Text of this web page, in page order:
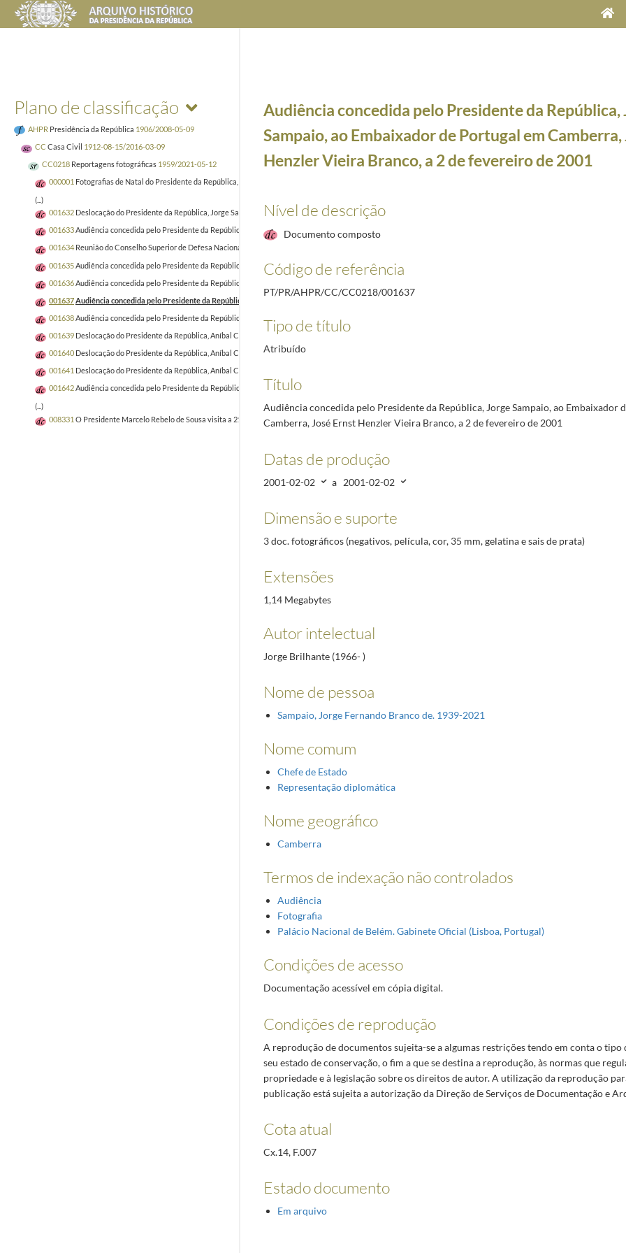
Plano de classificação
AHPR Presidência da República 1906/2008-05-09
CC Casa Civil 1912-08-15/2016-03-09
CC0218 Reportagens fotográficas 1959/2021-05-12
000001 Fotografias de Natal do Presidente da República, Aníbal Cavaco Silva e Maria Cavaco Silva, a 5 de dezembro de 2012
(...)
001632 Deslocação do Presidente da República, Jorge Sampaio, à Fundação Calouste Gulbenkian, onde preside à Sessão de Abertura da Conferência "Políticas de
001633Audiência concedida pelo Presidente da República, Jorge Sampaio, ao Diretor Geral da OMPI (Organização Mundial da Propriedade Intelectual), Kamil Idris, a 1 de
001634 Reunião do Conselho Superior de Defesa Nacional, a 1 de fevereiro de 2001
001635Audiência concedida pelo Presidente da República, Jorge Sampaio, ao Embaixador de Portugal na Tunísia, Manuel Moreira de Andrade, a 2 de fevereiro de 2001
001636Audiência concedida pelo Presidente da República, Aníbal Cavaco Silva, ao Primeiro-Ministro de São Tomé e Príncipe, Joaquim Rafael Branco, a 15 de setembro de
001637Audiência concedida pelo Presidente da República, Jorge Sampaio, ao Embaixador de Portugal em Camberra, José Ernst Henzler Vieira Branco, a 2 de fevereiro de
001638Audiência concedida pelo Presidente da República, Jorge Sampaio, ao Presidente do Serviço de Prevenção e Tratamento da Toxicodependência, João Goulão, e ao
001639 Deslocação do Presidente da República, Aníbal Cavaco Silva, a Trás-os-Montes e ao Parque Natural do Douro Internacional, de 12 a 14 de setembro de 2008
001640 Deslocação do Presidente da República, Aníbal Cavaco Silva, à Escola Secundária D. Dinis, por ocasião da inauguração da intervenção de reabilitação das suas
001641 Deslocação do Presidente da República, Aníbal Cavaco Silva, ao Supremo Tribunal de Justiça por ocasião da Sessão Comemorativa dos seus 175 anos, a 16 de
001642Audiência concedida pelo Presidente da República, Aníbal Cavaco Silva, ao Presidente da Direção dos Empresários pela Inclusão Social, João Rendeiro, a 17 de
(...)
008331 O Presidente Marcelo Rebelo de Sousa visita a 21.ª edição da Vindouro | Wine and History, Festa Pombalina, sendo homenageado como Cidadão Honorário de São
Audiência concedida pelo Presidente da República,
Sampaio, ao Embaixador de Portugal em Camberra,
Henzler Vieira Branco, a 2 de fevereiro de 2001
Nível de descrição
Documento composto
Código de referência
PT/PR/AHPR/CC/CC0218/001637
Tipo de título
Atribuído
Título
Audiência concedida pelo Presidente da República, Jorge Sampaio, ao Embaixador
Camberra, José Ernst Henzler Vieira Branco, a 2 de fevereiro de 2001
Datas de produção
2001-02-02 a 2001-02-02
Dimensão e suporte
3 doc. fotográficos (negativos, película, cor, 35 mm, gelatina e sais de prata)
Extensões
1,14 Megabytes
Autor intelectual
Jorge Brilhante (1966- )
Nome de pessoa
Sampaio, Jorge Fernando Branco de. 1939-2021
Nome comum
Chefe de Estado
Representação diplomática
Nome geográfico
Camberra
Termos de indexação não controlados
Audiência
Fotografia
Palácio Nacional de Belém. Gabinete Oficial (Lisboa, Portugal)
Condições de acesso
Documentação acessível em cópia digital.
Condições de reprodução
A reprodução de documentos sujeita-se a algumas restrições tendo em conta o tipo
seu estado de conservação, o fim a que se destina a reprodução, às normas que
propriedade e à legislação sobre os direitos de autor. A utilização da reprodução
publicação está sujeita a autorização da Direção de Serviços de Documentação e
Cota atual
Cx.14, F.007
Estado documento
Em arquivo